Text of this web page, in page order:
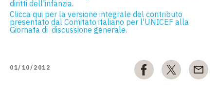
diritti dell'infanzia.
Clicca qui per la versione integrale del contributo
presentato dal Comitato italiano per l'UNICEF alla
Giornata di discussione generale.
01/10/2012